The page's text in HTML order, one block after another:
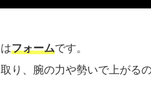
フォームです。
り、腕の力や勢いで上がる